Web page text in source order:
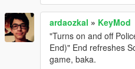
ardaozkal » KeyMod
"Turns on and off
End)" End refreshes
game, baka.